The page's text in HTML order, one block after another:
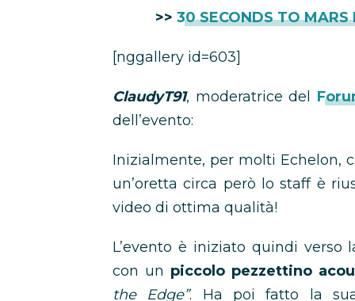
>> 30 SECONDS TO MARS
[nggallery id=603]
ClaudyT91, moderatrice del
dell’evento:
Inizialmente, per molti Echelon,
un’oretta circa però lo staff è
video di ottima qualità!
L’evento è iniziato quindi verso
con un piccolo pezzettino
the Edge”. Ha poi fatto la